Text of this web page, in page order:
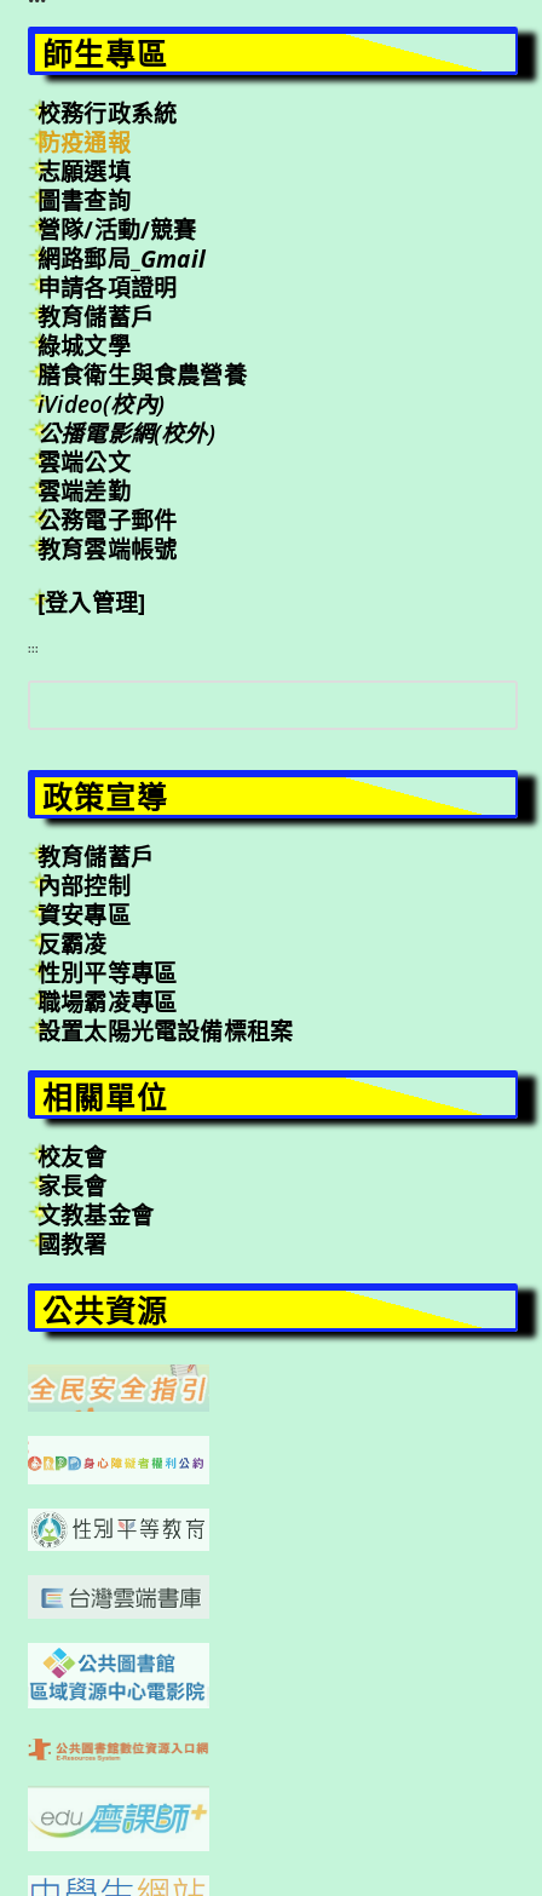
師生專區
校務行政系統
防疫通報
志願選填
圖書查詢
營隊/活動/競賽
網路郵局_ Gmail
申請各項證明
教育儲蓄戶
綠城文學
膳食衛生與食農營養
iVideo(校內)
公播電影網(校外)
雲端公文
雲端差勤
公務電子郵件
教育雲端帳號
[登入管理]
:::
搜
尋
政策宣導
教育儲蓄戶
內部控制
資安專區
反霸凌
性別平等專區
職場霸凌專區
設置太陽光電設備標租案
相關單位
校友會
家長會
文教基金會
國教署
公共資源